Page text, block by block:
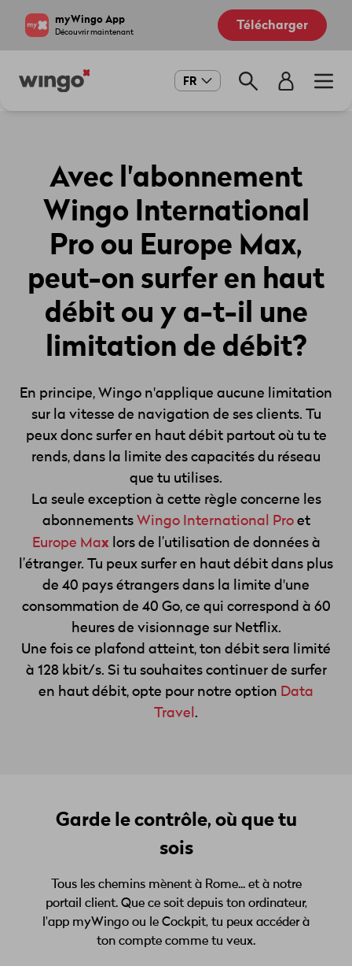
myWingo App
Découvrir maintenant Télécharger
Main
FR
Avec l'abonnement
Wingo International
Pro ou Europe Max,
peut-on surfer en haut
débit ou y a-t-il une
limitation de débit?
En principe, Wingo n'applique aucune limitation
sur la vitesse de navigation de ses clients. Tu
peux donc surfer en haut débit partout où tu te
rends, dans la limite des capacités du réseau
que tu utilises.
La seule exception à cette règle concerne les
abonnements Wingo International Proet
Europe Maxlors de l’utilisation de données à
l’étranger. Tu peux surfer en haut débit dans plus
de 40 pays étrangers dans la limite d'une
consommation de 40 Go, ce qui correspond à 60
heures de visionnage sur Netflix.
Une fois ce plafond atteint, ton débit sera limité
à 128 kbit/s. Si tu souhaites continuer de surfer
en haut débit, opte pour notre option Data
Travel .
Garde le contrôle, où que tu
sois
Tous les chemins mènent à Rome... et à notre
portail client. Que ce soit depuis ton ordinateur,
l'app myWingo ou le Cockpit, tu peux accéder à
ton compte comme tu veux.